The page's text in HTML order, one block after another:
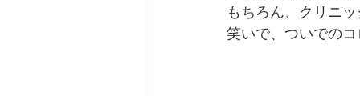
もちろん、クリニ
笑いで、ついでの